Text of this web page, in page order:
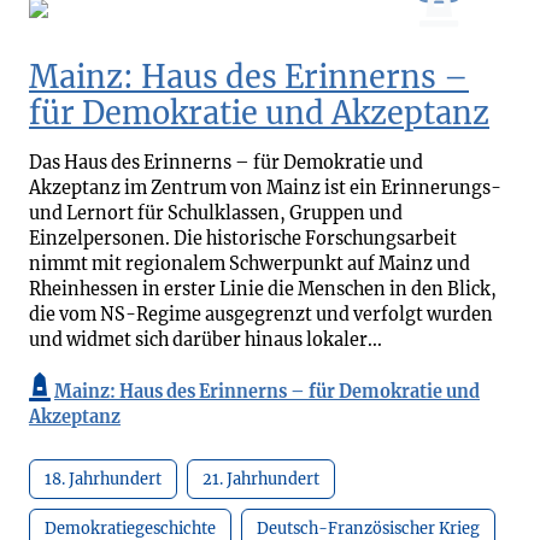
Mainz: Haus des Erinnerns –
für Demokratie und Akzeptanz
Das Haus des Erinnerns – für Demokratie und
Akzeptanz im Zentrum von Mainz ist ein Erinnerungs-
und Lernort für Schulklassen, Gruppen und
Einzelpersonen. Die historische Forschungsarbeit
nimmt mit regionalem Schwerpunkt auf Mainz und
Rheinhessen in erster Linie die Menschen in den Blick,
die vom NS-Regime ausgegrenzt und verfolgt wurden
und widmet sich darüber hinaus lokaler...
Mainz: Haus des Erinnerns – für Demokratie und
Akzeptanz
18. Jahrhundert 21. Jahrhundert
Demokratiegeschichte Deutsch-Französischer Krieg